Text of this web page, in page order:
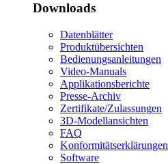
Downloads
Datenblätter
Produktübersichten
Bedienungsanleitungen
Video-Manuals
Applikationsberichte
Presse-Archiv
Zertifikate/Zulassungen
3D-Modellansichten
FAQ
Konformitätserklärungen
Software